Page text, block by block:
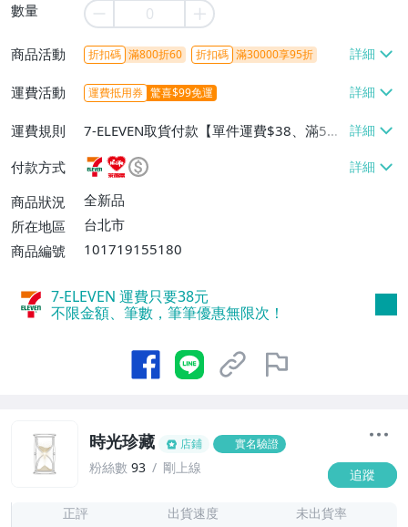
數量
商品活動 折扣碼 滿800折60 折扣碼 滿30000享95折
運費活動 運費抵用券 驚喜$99免運
運費規則
7-ELEVEN取貨付款【單件運費$38、滿5件
或消費滿$1298免運費】、7-ELEVEN取貨
不付款【免運費】、萊爾富取貨付款【單件
運費$60、滿5件或消費滿$1298免運
費】、宅配/貨運【單件運費$120、滿5件
付款方式
商品狀況
全新品
所在地區
台北市
商品編號
101719155180
7-ELEVEN 運費只要38元
不限金額、筆數，筆筆優惠無限次！
時光珍藏 店鋪 實名驗證
粉絲數 93 剛上線 追蹤
正評 出貨速度 未出貨率